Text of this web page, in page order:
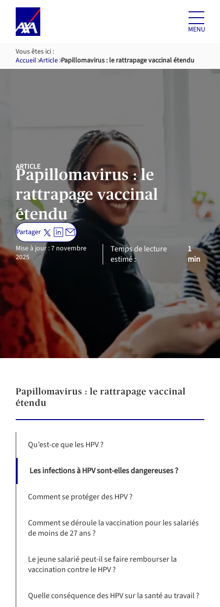
Aller au
contenu
MENU
Vous êtes ici :
Accueil Article Papillomavirus : le rattrapage vaccinal étendu
ARTICLE
Papillomavirus : le
rattrapage vaccinal
étendu
Partager
Mise à jour : 7 novembre
2025
Temps de lecture
estimé :
1
min
Papillomavirus : le rattrapage vaccinal
étendu
Qu’est-ce que les HPV ?
Les infections à HPV sont-elles dangereuses ?
Comment se protéger des HPV ?
Comment se déroule la vaccination pour les salariés
de moins de 27 ans ?
Le jeune salarié peut-il se faire rembourser la
vaccination contre le HPV ?
Quelle conséquence des HPV sur la santé au travail ?